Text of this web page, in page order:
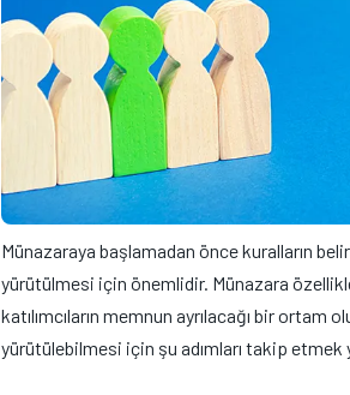
Münazaraya başlamadan önce kuralların
yürütülmesi için önemlidir. Münazara
katılımcıların memnun ayrılacağı bir
yürütülebilmesi için şu adımları takip etmek